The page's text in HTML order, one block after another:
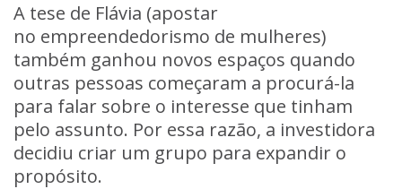
A tese de Flávia (apostar
no empreendedorismo de mulheres)
também ganhou novos espaços quando
outras pessoas começaram a procurá-la
para falar sobre o interesse que tinham
pelo assunto. Por essa razão, a investidora
decidiu criar um grupo para expandir o
propósito.